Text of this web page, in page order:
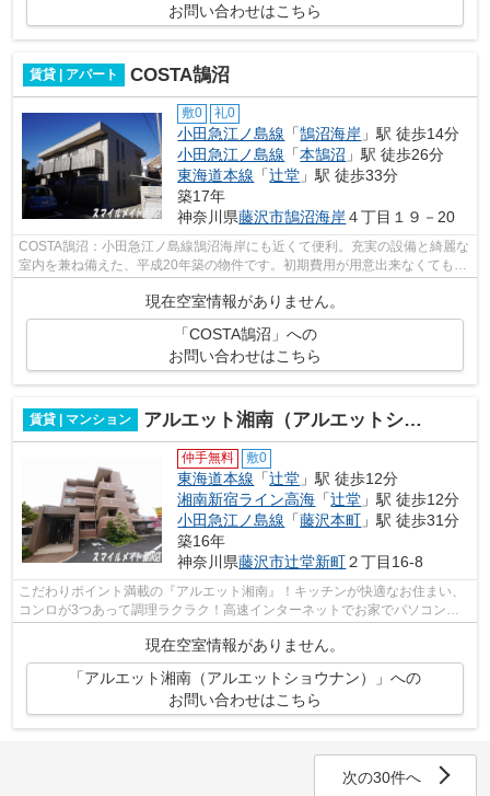
お問い合わせはこちら
賃貸 | アパート COSTA鵠沼
敷0 礼0
小田急江ノ島線 「鵠沼海岸 」駅 徒歩14分
小田急江ノ島線 「本鵠沼 」駅 徒歩26分
東海道本線 「辻堂 」駅 徒歩33分
築17年
神奈川県藤沢市鵠沼海岸４丁目１９－20
COSTA鵠沼：小田急江ノ島線鵠沼海岸にも近くて便利。充実の設備と綺麗な
室内を兼ね備えた、平成20年築の物件です。初期費用が用意出来なくても安
現在空室情報がありません。
「COSTA鵠沼」への
お問い合わせはこちら
賃貸 | マンション アルエット湘南（アルエットショウナン）
仲手無料 敷0
東海道本線 「辻堂 」駅 徒歩12分
湘南新宿ライン高海 「辻堂 」駅 徒歩12分
小田急江ノ島線 「藤沢本町 」駅 徒歩31分
築16年
神奈川県藤沢市辻堂新町２丁目16-8
こだわりポイント満載の『アルエット湘南』！キッチンが快適なお住まい、
コンロが3つあって調理ラクラク！高速インターネットでお家でパソコンが
ラクラク通信できます♪お引越しなら、...
現在空室情報がありません。
「アルエット湘南（アルエットショウナン）」への
お問い合わせはこちら
次の30件へ